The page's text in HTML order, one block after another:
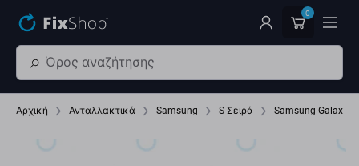
0
Αρχική Ανταλλακτικά Samsung S Σειρά Samsung Galaxy